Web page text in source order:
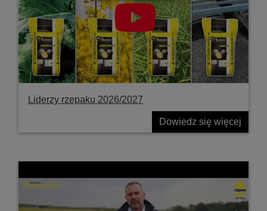
Liderzy rzepaku 2026/2027
Dowiedz się więcej